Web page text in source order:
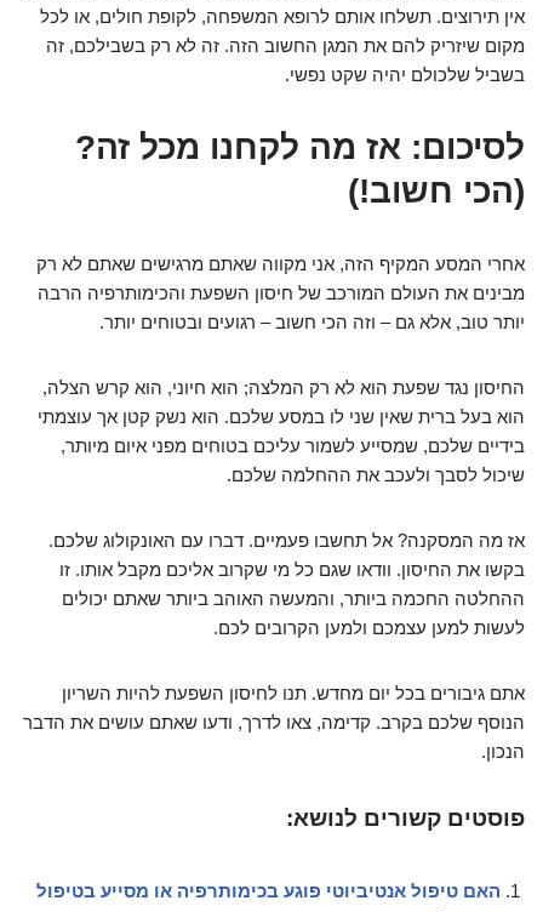
אין תירוצים. תשלחו אותם לרופא המשפחה, לקופת חולים, או לכל
מקום שיזריק להם את המגן החשוב הזה. זה לא רק בשבילכם, זה
בשביל שלכולם יהיה שקט נפשי.
לסיכום: אז מה לקחנו מכל זה?
(הכי חשוב!)
אחרי המסע המקיף הזה, אני מקווה שאתם מרגישים שאתם לא רק
מבינים את העולם המורכב של חיסון השפעת והכימותרפיה הרבה
יותר טוב, אלא גם – וזה הכי חשוב – רגועים ובטוחים יותר.
החיסון נגד שפעת הוא לא רק המלצה; הוא חיוני, הוא קרש הצלה,
הוא בעל ברית שאין שני לו במסע שלכם. הוא נשק קטן אך עוצמתי
בידיים שלכם, שמסייע לשמור עליכם בטוחים מפני איום מיותר,
שיכול לסבך ולעכב את ההחלמה שלכם.
אז מה המסקנה? אל תחשבו פעמיים. דברו עם האונקולוג שלכם.
בקשו את החיסון. וודאו שגם כל מי שקרוב אליכם מקבל אותו. זו
ההחלטה החכמה ביותר, והמעשה האוהב ביותר שאתם יכולים
לעשות למען עצמכם ולמען הקרובים לכם.
אתם גיבורים בכל יום מחדש. תנו לחיסון השפעת להיות השריון
הנוסף שלכם בקרב. קדימה, צאו לדרך, ודעו שאתם עושים את הדבר
הנכון.
פוסטים קשורים לנושא:
האם טיפול אנטיביוטי פוגע בכימותרפיה או מסייע בטיפול